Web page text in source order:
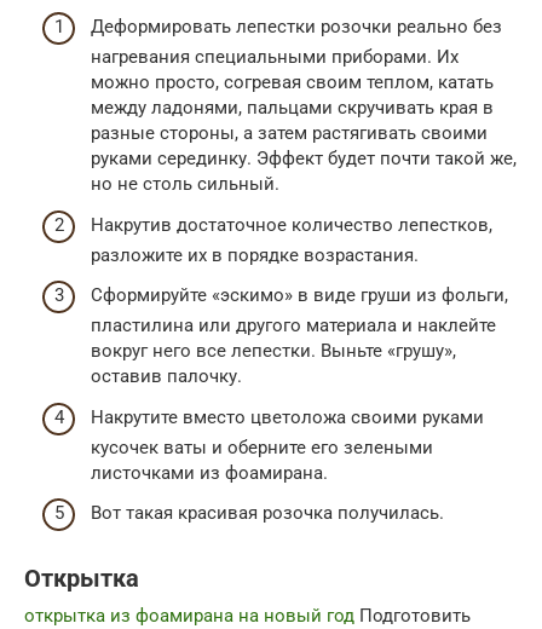
Деформировать лепестки розочки реально без
нагревания специальными приборами. Их
можно просто, согревая своим теплом, катать
между ладонями, пальцами скручивать края в
разные стороны, а затем растягивать своими
руками серединку. Эффект будет почти такой же,
но не столь сильный.
Накрутив достаточное количество лепестков,
разложите их в порядке возрастания.
Сформируйте «эскимо» в виде груши из фольги,
пластилина или другого материала и наклейте
вокруг него все лепестки. Выньте «грушу»,
оставив палочку.
Накрутите вместо цветоложа своими руками
кусочек ваты и оберните его зелеными
листочками из фоамирана.
Вот такая красивая розочка получилась.
Открытка
открытка из фоамирана на новый год Подготовить